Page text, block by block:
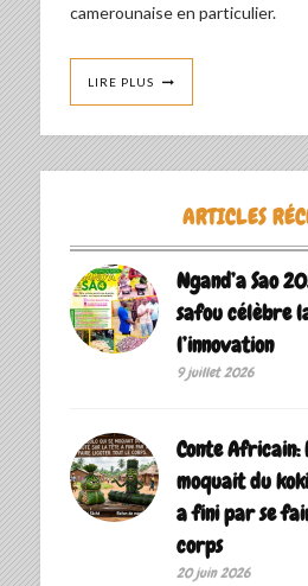
camerounaise en particulier.
LIRE PLUS
ARTICLES
Ngand’a Sao
safou célèbre
l’innovation
9 juillet 2026
Conte Africain:
moquait du
a fini par se
corps
20 juin 2026